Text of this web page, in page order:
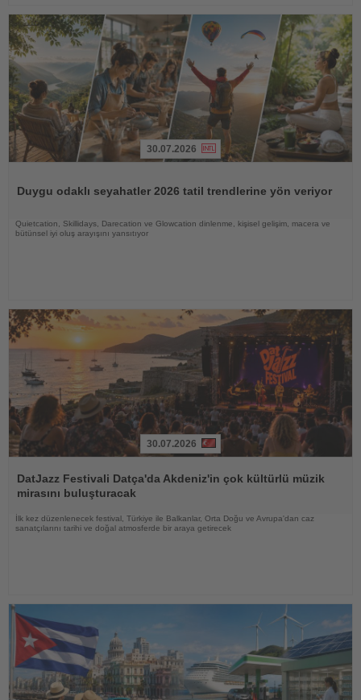
30.07.2026
Duygu odaklı seyahatler 2026 tatil trendlerine yön veriyor
Quietcation, Skillidays, Darecation ve Glowcation dinlenme, kişisel gelişim, macera ve
bütünsel iyi oluş arayışını yansıtıyor
Oku
30.07.2026
DatJazz Festivali Datça'da Akdeniz'in çok kültürlü müzik
mirasını buluşturacak
İlk kez düzenlenecek festival, Türkiye ile Balkanlar, Orta Doğu ve Avrupa'dan caz
sanatçılarını tarihi ve doğal atmosferde bir araya getirecek